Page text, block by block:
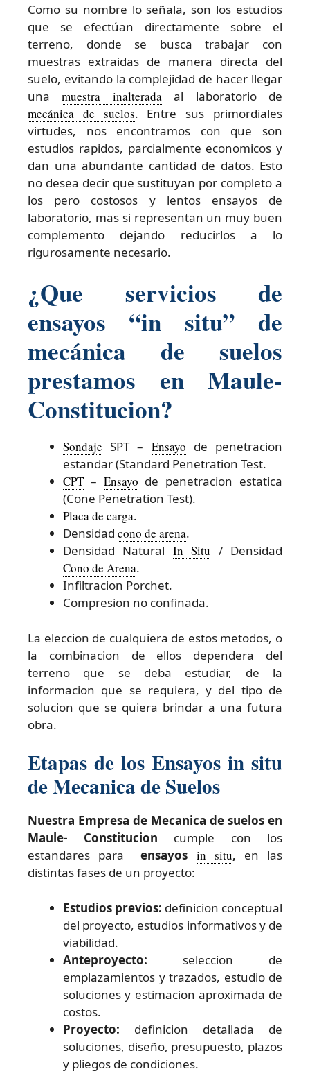
Como su nombre lo señala, son los estudios
que se efectúan directamente sobre el
terreno, donde se busca trabajar con
muestras extraidas de manera directa del
suelo, evitando la complejidad de hacer llegar
unamuestra inalterada al laboratorio de
mecánica de suelos. Entre sus primordiales
virtudes, nos encontramos con que son
estudios rapidos, parcialmente economicos y
dan una abundante cantidad de datos. Esto
no desea decir que sustituyan por completo a
los pero costosos y lentos ensayos de
laboratorio, mas si representan un muy buen
complemento dejando reducirlos a lo
rigurosamente necesario.
¿Que servicios de
ensayos “in situ” de
mecánica de suelos
prestamos en Maule-
Constitucion?
Sondaje SPT – Ensayo de penetracion
estandar (Standard Penetration Test.
CPT – Ensayo de penetracion estatica
(Cone Penetration Test).
Placa de carga.
Densidad cono de arena.
Densidad Natural In Situ / Densidad
Cono de Arena.
Infiltracion Porchet.
Compresion no confinada.
La eleccion de cualquiera de estos metodos, o
la combinacion de ellos dependera del
terreno que se deba estudiar, de la
informacion que se requiera, y del tipo de
solucion que se quiera brindar a una futura
obra.
Etapas de los Ensayos in situ
de Mecanica de Suelos
Nuestra Empresa de Mecanica de suelos en
Maule- Constitucion cumple con los
estandares para
ensayos in situ, en las
distintas fases de un proyecto:
Estudios previos: definicion conceptual
del proyecto, estudios informativos y de
viabilidad.
Anteproyecto: seleccion de
emplazamientos y trazados, estudio de
soluciones y estimacion aproximada de
costos.
Proyecto: definicion detallada de
soluciones, diseño, presupuesto, plazos
y pliegos de condiciones.